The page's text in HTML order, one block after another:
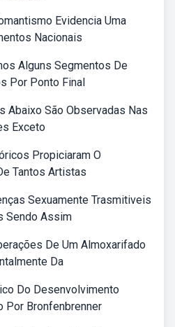
Evidencia Uma
Nacionais
Alguns Segmentos De
Por Ponto Final
Abaixo São Observadas Nas
Exceto
Propiciaram O
Tantos Artistas
Sexuamente Trasmitiveis
Sendo Assim
De Um Almoxarifado
Da
Do Desenvolvimento
Por Bronfenbrenner